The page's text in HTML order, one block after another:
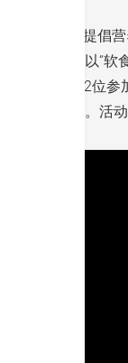
关爱长者 提倡
之道。除了以“
席向现场22位
致均衡饮食。